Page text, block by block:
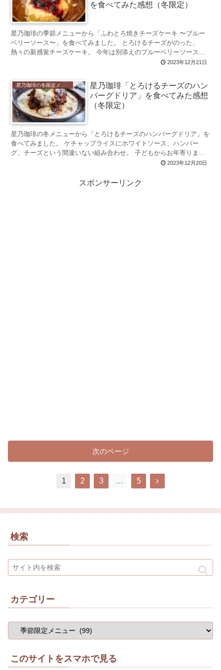
を食べてみた感想（冬限定）
星乃珈琲の季節メニューから「ふわとろ焼きチーズケーキ 〜ブルー
ベリーソース〜」を食べてみました。 とろけるチーズがのった、
熱々の新感覚チーズケーキ。 今年は別添えのブルーベリーソース付
2023年12月21日
星乃珈琲の冬限定メニュー 2023年初登場
星乃珈琲「とろけるチーズのハン
バーグドリア」を食べてみた感想
（冬限定）
星乃珈琲の冬メニューから「とろけるチーズのハンバーグドリア」を
食べてみました。 ケチャップライスにホワイトソース、ハンバー
グ、チーズという間違いない組み合わせ。 子どもからお年寄りまで
2023年12月20日
スポンサーリンク
次のページ
1 2 3 … 5
検索
カテゴリー
このサイトをスマホで見る